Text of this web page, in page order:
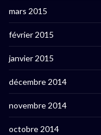
mars 2015
février 2015
janvier 2015
décembre 2014
novembre 2014
octobre 2014